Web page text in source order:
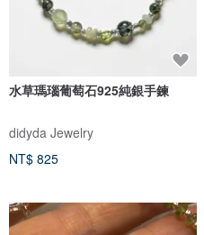
水草瑪瑙葡萄石925純銀手鍊
didyda Jewelry
NT$ 825